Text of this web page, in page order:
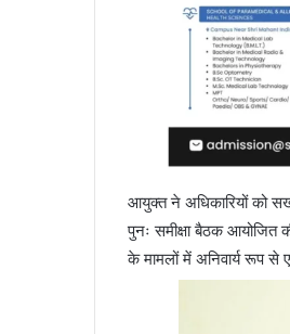
आयुक्त ने अधिकारियों को
पुनः समीक्षा बैठक आयोजित
के मामलों में अनिवार्य रूप